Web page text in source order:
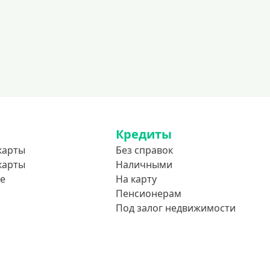
В декрете
Обеспечение
Кредиты
Без справок
Наличными
На карту
Пенсионерам
Под залог недвижимости